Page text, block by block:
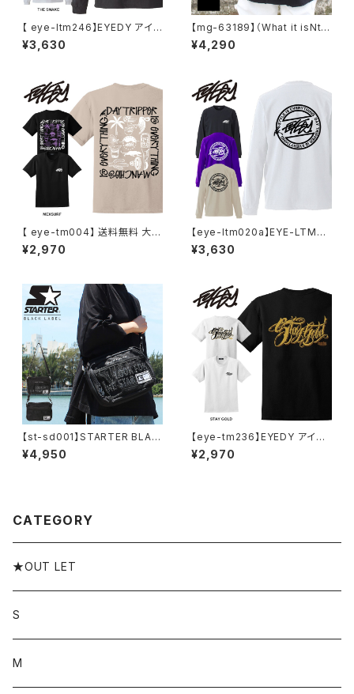
【 eye-ltm246】EYEDY アイデ
ィー 大きいサイズ メンズ ロング
Tシャツ THE SNAKE ロンT 長
RCOAL BLACK
¥3,630
【mg-63189】（What it isNt）
ART BY MARKGONZALES /
(ワットイットイズント) アートバ
アウトドア メンズ レディース
¥4,290
【 eye-tm004】 送料無料 大き
いサイズ メンズ Tシャツ 半袖 3
L 4L Tシャツ 5L LL XL XXL X
こいい おしゃれ 人気 安い ブラ
ンド ビッグサイズ ビッグシルエ
ット サンド ブラック 黒
¥2,970
【eye-ltm020a】EYE-LTM05
9 EYEDY アイディー 大きいサ
イズ メンズ ロングtシャツ ロンt
¥3,630
【st-sd001】STARTER BLAC
K LABEL (スターターブラックレ
ーベル) メッシュ ポケット ショル
¥4,950
【eye-tm236】EYEDY アイデ
ィー STAY GOLD ショートスリ
ーブTシャツ 大きいサイズ WH
¥2,970
CATEGORY
★OUT LET
S
M